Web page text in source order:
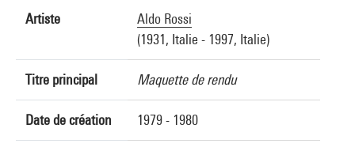
Artiste
Aldo Rossi
(1931, Italie - 1997, Italie)
Titre principal Maquette de rendu
Date de création 1979 - 1980